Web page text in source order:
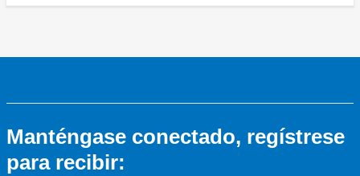
Manténgase conectado, regístrese
para recibir: